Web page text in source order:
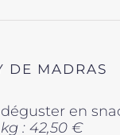
duDE MADRAS
en
: 42,50 €